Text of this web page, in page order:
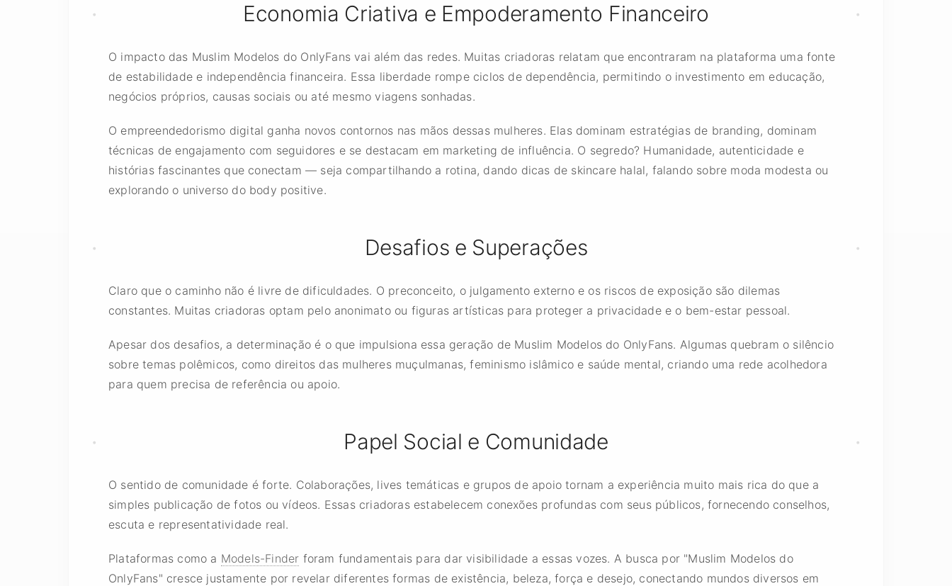
Economia Criativa e Empoderamento Financeiro
O impacto das Muslim Modelos do OnlyFans vai além das redes. Muitas criadoras relatam que encontraram na plataforma uma fonte
de estabilidade e independência financeira. Essa liberdade rompe ciclos de dependência, permitindo o investimento em educação,
negócios próprios, causas sociais ou até mesmo viagens sonhadas.
O empreendedorismo digital ganha novos contornos nas mãos dessas mulheres. Elas dominam estratégias de branding, dominam
técnicas de engajamento com seguidores e se destacam em marketing de influência. O segredo? Humanidade, autenticidade e
histórias fascinantes que conectam — seja compartilhando a rotina, dando dicas de skincare halal, falando sobre moda modesta ou
explorando o universo do body positive.
Desafios e Superações
Claro que o caminho não é livre de dificuldades. O preconceito, o julgamento externo e os riscos de exposição são dilemas
constantes. Muitas criadoras optam pelo anonimato ou figuras artísticas para proteger a privacidade e o bem-estar pessoal.
Apesar dos desafios, a determinação é o que impulsiona essa geração de Muslim Modelos do OnlyFans. Algumas quebram o silêncio
sobre temas polêmicos, como direitos das mulheres muçulmanas, feminismo islâmico e saúde mental, criando uma rede acolhedora
para quem precisa de referência ou apoio.
Papel Social e Comunidade
O sentido de comunidade é forte. Colaborações, lives temáticas e grupos de apoio tornam a experiência muito mais rica do que a
simples publicação de fotos ou vídeos. Essas criadoras estabelecem conexões profundas com seus públicos, fornecendo conselhos,
escuta e representatividade real.
Plataformas como a Models-Finder foram fundamentais para dar visibilidade a essas vozes. A busca por "Muslim Modelos do
OnlyFans" cresce justamente por revelar diferentes formas de existência, beleza, força e desejo, conectando mundos diversos em